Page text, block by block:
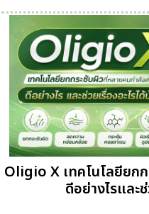
Oligio X เทคโนโลยียก
ดีอย่างไรและ